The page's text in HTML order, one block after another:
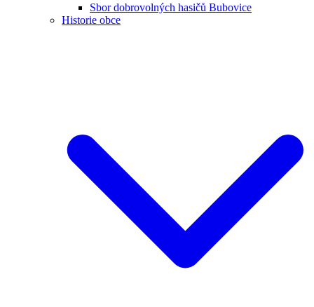
Sbor dobrovolných hasičů Bubovice
Historie obce